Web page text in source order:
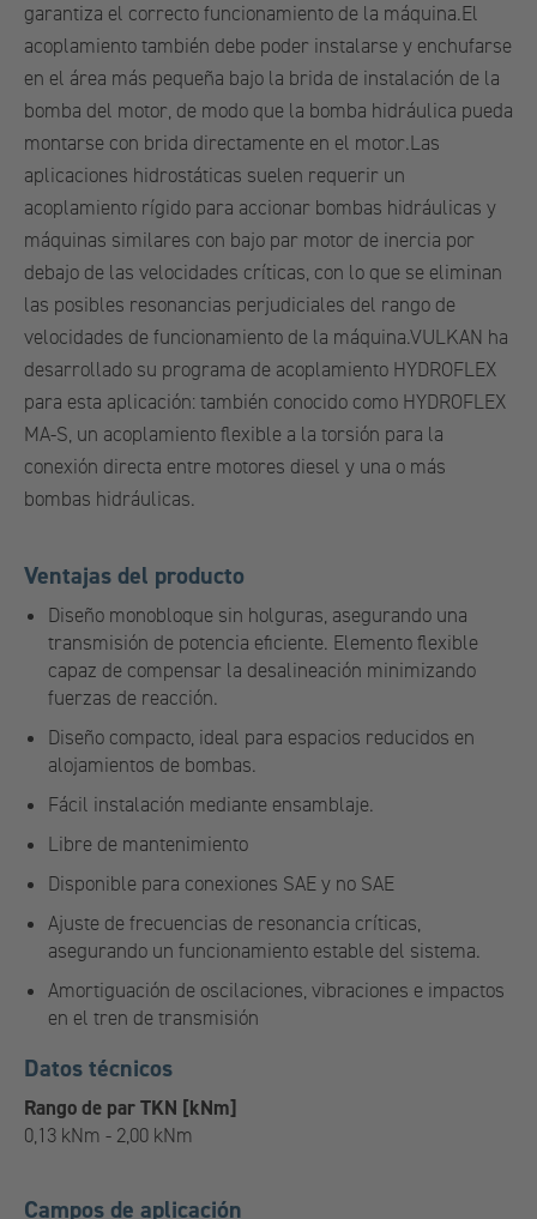
garantiza el correcto funcionamiento de la máquina.El
acoplamiento también debe poder instalarse y enchufarse
en el área más pequeña bajo la brida de instalación de la
bomba del motor, de modo que la bomba hidráulica pueda
montarse con brida directamente en el motor.Las
aplicaciones hidrostáticas suelen requerir un
acoplamiento rígido para accionar bombas hidráulicas y
máquinas similares con bajo par motor de inercia por
debajo de las velocidades críticas, con lo que se eliminan
las posibles resonancias perjudiciales del rango de
velocidades de funcionamiento de la máquina.VULKAN ha
desarrollado su programa de acoplamiento HYDROFLEX
para esta aplicación: también conocido como HYDROFLEX
MA-S, un acoplamiento flexible a la torsión para la
conexión directa entre motores diesel y una o más
bombas hidráulicas.
Ventajas del producto
Diseño monobloque sin holguras, asegurando una
transmisión de potencia eficiente. Elemento flexible
capaz de compensar la desalineación minimizando
fuerzas de reacción.
Diseño compacto, ideal para espacios reducidos en
alojamientos de bombas.
Fácil instalación mediante ensamblaje.
Libre de mantenimiento
Disponible para conexiones SAE y no SAE
Ajuste de frecuencias de resonancia críticas,
asegurando un funcionamiento estable del sistema.
Amortiguación de oscilaciones, vibraciones e impactos
en el tren de transmisión
Datos técnicos
Rango de par TKN [kNm]
0,13 kNm - 2,00 kNm
Campos de aplicación